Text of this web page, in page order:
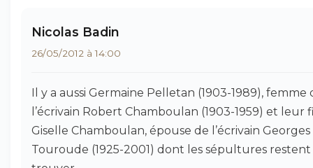
Nicolas Badin
26/05/2012 à 14:00
Il y a aussi Germaine Pelletan (1903-1989), femme
l’écrivain Robert Chamboulan (1903-1959) et leur
Giselle Chamboulan, épouse de l’écrivain Georges
Touroude (1925-2001) dont les sépultures restent